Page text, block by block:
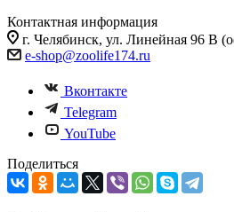
Контактная информация
г. Челябинск, ул. Линейная 96 В
e-shop@zoolife174.ru
Вконтакте
Telegram
YouTube
Поделиться